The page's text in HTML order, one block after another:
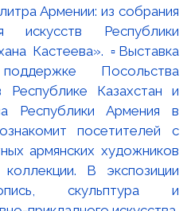
Армении: из собрания
искусств Республики
Кастеева». ▫️Выставка
Посольства
Республике Казахстан и
Республики Армения в
посетителей с
армянских художников
В экспозиции
скульптура и